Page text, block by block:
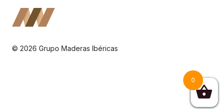
© 2026 Grupo Maderas Ibéricas
0